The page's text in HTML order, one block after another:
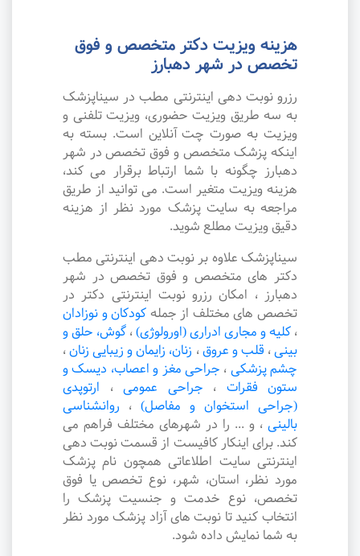
هزینه ویزیت دکتر متخصص و فوق
تخصص در شهر دهبارز
رزرو نوبت دهی اینترنتی مطب در سیناپزشک
به سه طریق ویزیت حضوری، ویزیت تلفنی و
ویزیت به صورت چت آنلاین است. بسته به
اینکه پزشک متخصص و فوق تخصص در شهر
دهبارز چگونه با شما ارتباط برقرار می کند،
هزینه ویزیت متغیر است. می توانید از طریق
مراجعه به سایت پزشک مورد نظر از هزینه
دقیق ویزیت مطلع شوید.
سیناپزشک علاوه بر نوبت دهی اینترنتی مطب
دکتر های متخصص و فوق تخصص در شهر
دهبارز ، امکان رزرو نوبت اینترنتی دکتر در
تخصص های مختلف از جمله کودکان و نوزادان
، کلیه و مجاری ادراری (اورولوژی)، گوش، حلق و
بینی، قلب و عروق، زنان، زایمان و زیبایی زنان،
چشم پزشکی ، جراحی مغز و اعصاب، دیسک و
ستون فقرات ، جراحی عمومی ، ارتوپدی
(جراحی استخوان و مفاصل) ، روانشناسی
بالینی ، و ... را در شهرهای مختلف فراهم می
کند. برای اینکار کافیست از قسمت نوبت دهی
اینترنتی سایت اطلاعاتی همچون نام پزشک
مورد نظر، استان، شهر، نوع تخصص یا فوق
تخصص، نوع خدمت و جنسیت پزشک را
انتخاب کنید تا نوبت های آزاد پزشک مورد نظر
به شما نمایش داده شود.